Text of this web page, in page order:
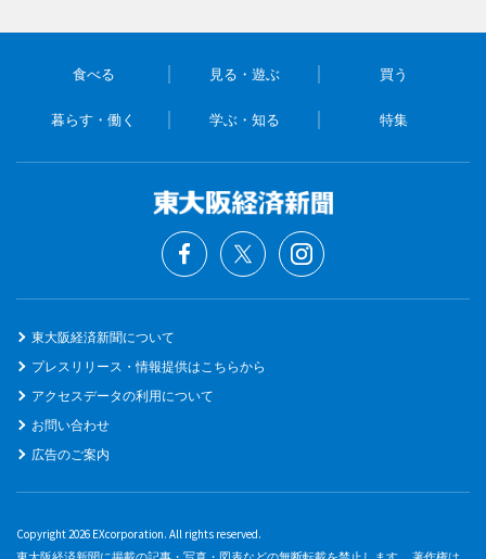
食べる 見る・遊ぶ 買う
暮らす・働く 学ぶ・知る 特集
東大阪経済新聞について
プレスリリース・情報提供はこちらから
アクセスデータの利用について
お問い合わせ
広告のご案内
Copyright 2026 EXcorporation. All rights reserved.